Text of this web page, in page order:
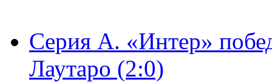
Серия А. «Интер»
Лаутаро (2:0)